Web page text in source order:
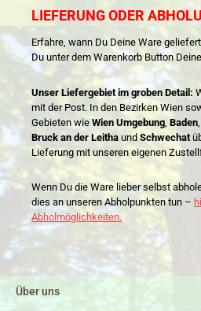
LIEFERUNG ODER
Erfahre, wann Du Deine Ware
Du unter dem Warenkorb Button
Unser Liefergebiet im groben Detail:
mit der Post. In den Bezirken Wien
Gebieten wie Wien Umgebung Baden
Bruck an der Leitha und Schwechat
Lieferung mit unseren eigenen
Wenn Du die Ware lieber selbst
dies an unseren Abholpunkten tun –
Abholmöglichkeiten.
Über uns